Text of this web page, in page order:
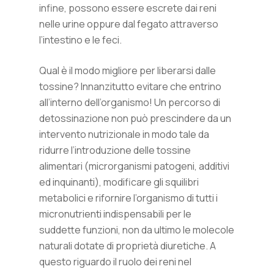
infine, possono essere escrete dai reni
nelle urine oppure dal fegato attraverso
l’intestino e le feci.
Qual è il modo migliore per liberarsi dalle
tossine? Innanzitutto evitare che entrino
all’interno dell’organismo! Un percorso di
detossinazione non può prescindere da un
intervento nutrizionale in modo tale da
ridurre l’introduzione delle tossine
alimentari (microrganismi patogeni, additivi
ed inquinanti), modificare gli squilibri
metabolici e rifornire l’organismo di tutti i
micronutrienti indispensabili per le
suddette funzioni, non da ultimo le molecole
naturali dotate di proprietà diuretiche. A
questo riguardo il ruolo dei reni nel